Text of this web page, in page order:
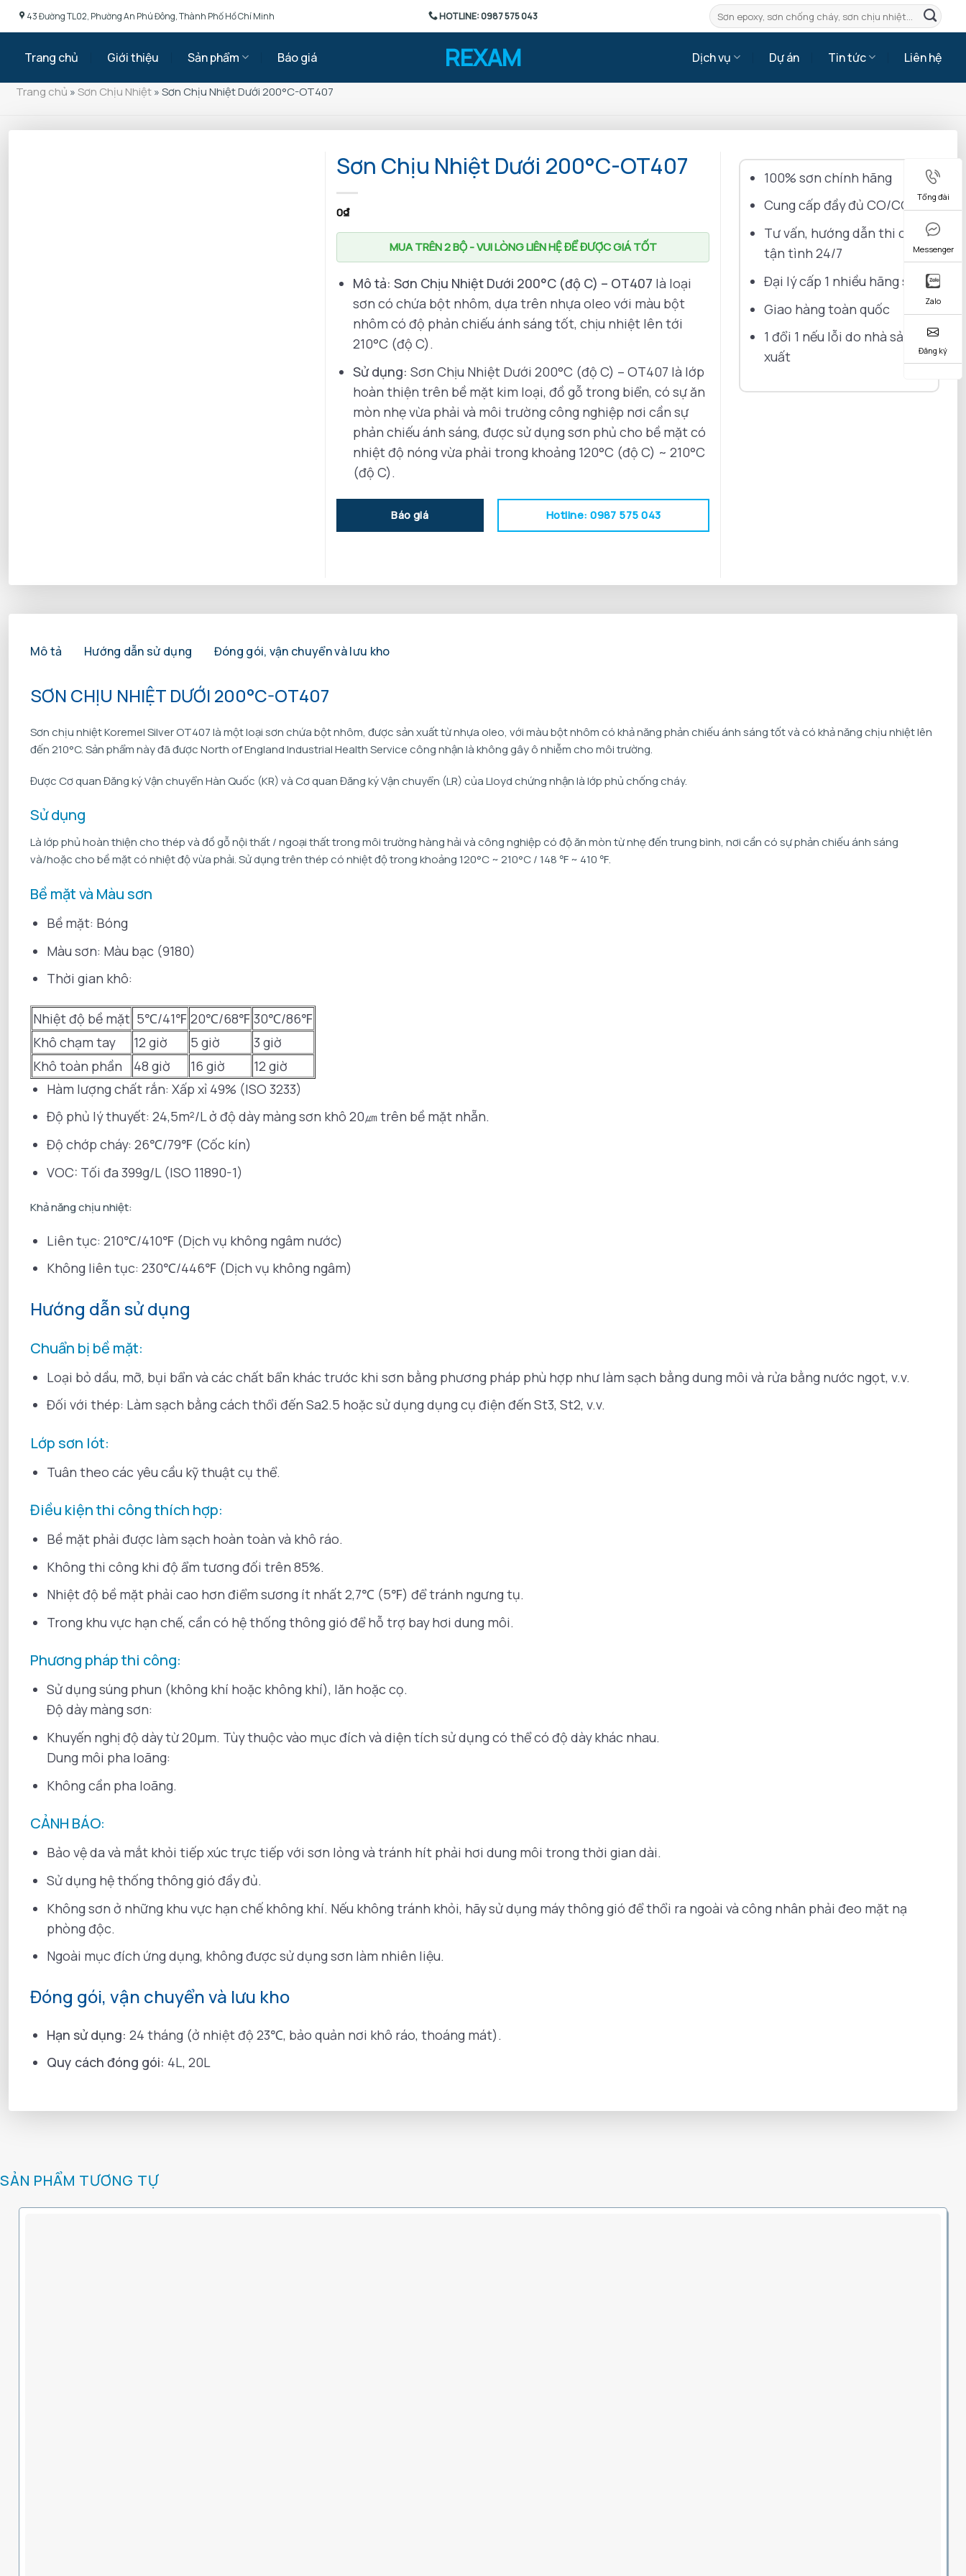
Chuyển
43 Đường TL02, Phường An Phú Đông, Thành Phố Hồ Chí Minh HOTLINE: 0987 575 043
Tìm
kiếm:
REXAM
Trang chủ Giới thiệu Sản phẩm Báo giá Dịch vụ Dự án Tin tức Liên hệ
Trang chủ »Sơn Chịu Nhiệt»Sơn Chịu Nhiệt Dưới 200°C-OT407
Sơn Chịu Nhiệt Dưới 200°C-OT407
0₫
MUA TRÊN 2 BỘ - VUI LÒNG LIÊN HỆ ĐỂ ĐƯỢC GIÁ TỐT
Mô tả: Sơn Chịu Nhiệt Dưới 200°C (độ C) – OT407 là loại
sơn có chứa bột nhôm, dựa trên nhựa oleo với màu bột
nhôm có độ phản chiếu ánh sáng tốt, chịu nhiệt lên tới
210°C (độ C).
Sử dụng:Sơn Chịu Nhiệt Dưới 200°C (độ C) – OT407 là lớp
hoàn thiện trên bề mặt kim loại, đồ gỗ trong biển, có sự ăn
mòn nhẹ vừa phải và môi trường công nghiệp nơi cần sự
phản chiếu ánh sáng, được sử dụng sơn phủ cho bề mặt có
nhiệt độ nóng vừa phải trong khoảng 120°C (độ C) ~ 210°C
(độ C).
Báo giá Hotline: 0987 575 043
100% sơn chính hãng
Cung cấp đầy đủ CO/CQ
Tư vấn, hướng dẫn thi công
tận tình 24/7
Đại lý cấp 1 nhiều hãng sơn
Giao hàng toàn quốc
1 đổi 1 nếu lỗi do nhà sản
xuất
Mô tả Hướng dẫn sử dụng Đóng gói, vận chuyển và lưu kho
SƠN CHỊU NHIỆT DƯỚI 200°C-OT407
Sơn chịu nhiệt Koremel Silver OT407 là một loại sơn chứa bột nhôm, được sản xuất từ nhựa oleo, với màu bột nhôm có khả năng phản chiếu ánh sáng tốt và có khả năng chịu nhiệt lên
đến 210°C. Sản phẩm này đã được North of England Industrial Health Service công nhận là không gây ô nhiễm cho môi trường.
Được Cơ quan Đăng ký Vận chuyển Hàn Quốc (KR) và Cơ quan Đăng ký Vận chuyển (LR) của Lloyd chứng nhận là lớp phủ chống cháy.
Sử dụng
Là lớp phủ hoàn thiện cho thép và đồ gỗ nội thất / ngoại thất trong môi trường hàng hải và công nghiệp có độ ăn mòn từ nhẹ đến trung bình, nơi cần có sự phản chiếu ánh sáng
và/hoặc cho bề mặt có nhiệt độ vừa phải. Sử dụng trên thép có nhiệt độ trong khoảng 120°C ~ 210°C / 148 ℉ ~ 410 ℉.
Bề mặt và Màu sơn
Bề mặt: Bóng
Màu sơn: Màu bạc (9180)
Thời gian khô:
Nhiệt độ bề mặt 5℃/41℉ 20℃/68℉ 30℃/86℉
Khô chạm tay
12 giờ 5 giờ
3 giờ
Khô toàn phần
48 giờ 16 giờ
12 giờ
Hàm lượng chất rắn: Xấp xỉ 49% (ISO 3233)
Độ phủ lý thuyết: 24,5m²/L ở độ dày màng sơn khô 20㎛ trên bề mặt nhẵn.
Độ chớp cháy: 26℃/79℉ (Cốc kín)
VOC: Tối đa 399g/L (ISO 11890-1)
Khả năng chịu nhiệt:
Liên tục: 210℃/410℉ (Dịch vụ không ngâm nước)
Không liên tục: 230℃/446℉ (Dịch vụ không ngâm)
Hướng dẫn sử dụng
Chuẩn bị bề mặt:
Loại bỏ dầu, mỡ, bụi bẩn và các chất bẩn khác trước khi sơn bằng phương pháp phù hợp như làm sạch bằng dung môi và rửa bằng nước ngọt, v.v.
Đối với thép: Làm sạch bằng cách thổi đến Sa2.5 hoặc sử dụng dụng cụ điện đến St3, St2, v.v.
Lớp sơn lót:
Tuân theo các yêu cầu kỹ thuật cụ thể.
Điều kiện thi công thích hợp:
Bề mặt phải được làm sạch hoàn toàn và khô ráo.
Không thi công khi độ ẩm tương đối trên 85%.
Nhiệt độ bề mặt phải cao hơn điểm sương ít nhất 2,7℃ (5℉) để tránh ngưng tụ.
Trong khu vực hạn chế, cần có hệ thống thông gió để hỗ trợ bay hơi dung môi.
Phương pháp thi công:
Sử dụng súng phun (không khí hoặc không khí), lăn hoặc cọ.
Độ dày màng sơn:
Khuyến nghị độ dày từ 20µm. Tùy thuộc vào mục đích và diện tích sử dụng có thể có độ dày khác nhau.
Dung môi pha loãng:
Không cần pha loãng.
CẢNH BÁO:
Bảo vệ da và mắt khỏi tiếp xúc trực tiếp với sơn lỏng và tránh hít phải hơi dung môi trong thời gian dài.
Sử dụng hệ thống thông gió đầy đủ.
Không sơn ở những khu vực hạn chế không khí. Nếu không tránh khỏi, hãy sử dụng máy thông gió để thổi ra ngoài và công nhân phải đeo mặt nạ
phòng độc.
Ngoài mục đích ứng dụng, không được sử dụng sơn làm nhiên liệu.
Đóng gói, vận chuyển và lưu kho
Hạn sử dụng: 24 tháng (ở nhiệt độ 23℃, bảo quản nơi khô ráo, thoáng mát).
Quy cách đóng gói: 4L, 20L
SẢN PHẨM TƯƠNG TỰ
Tổng đài
Messenger
Zalo
Đăng ký